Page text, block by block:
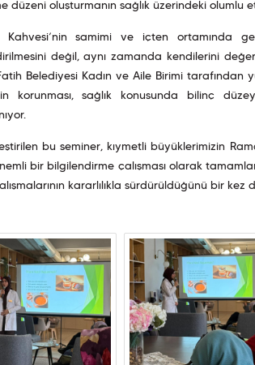
düzeni oluşturmanın sağlık üzerindeki olumlu
Kahvesi’nin samimi ve içten ortamında
değil, aynı zamanda kendilerini
Belediyesi Kadın ve Aile Birimi tarafından
korunması, sağlık konusunda bilinç
bu seminer, kıymetli büyüklerimizin
bir bilgilendirme çalışması olarak
kararlılıkla sürdürüldüğünü bir